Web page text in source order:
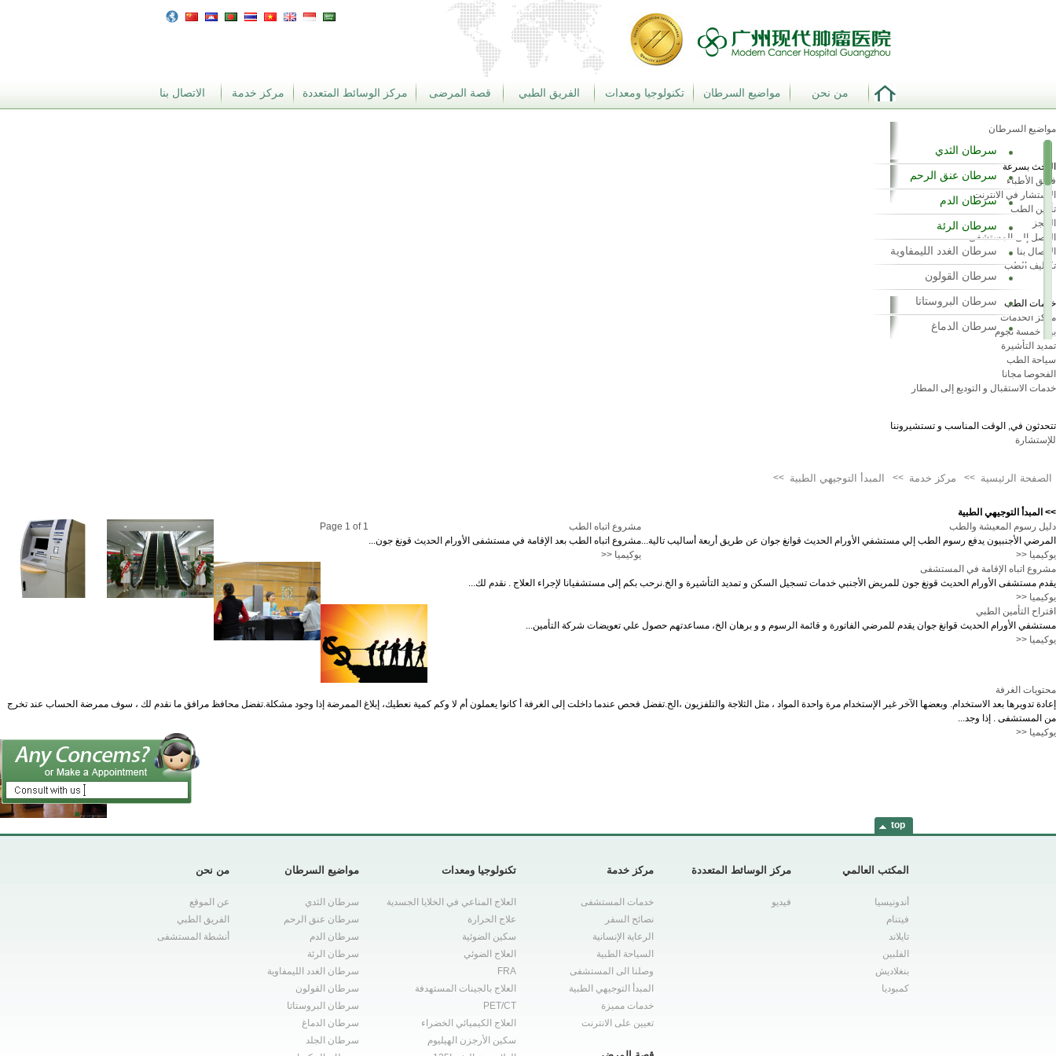
الاتصال بنا مركز خدمة مركز الوسائط المتعددة قصة المرضى الفريق الطبي تكنولوجيا ومعدات مواضيع السرطان من نحن
مواضيع السرطان
سرطان الثدي
سرطان عنق الرحم
سرطان الدم
سرطان الرئة
سرطان الغدد الليمفاوية
سرطان القولون
سرطان البروستاتا
سرطان الدماغ
سرطان العظام
سرطان المبيض
سرطان بطانة الرحم
سرطان المثانة
سرطان الحنجرة
سرطان العين
البحث بسرعة
فريق الأطباء
الاستشار في الانترنت
تأمين الطب
الحجز
الوصل إلى المستشفى
الاتصال بنا
تكاليف الطب
خدمات الطب
مركز الخدمات
بيئة خمسة نجوم
تمديد التأشيرة
سياحة الطب
الفحوصا مجانا
خدمات الاستقبال و التوديع إلى المطار
تتحدثون في, الوقت المناسب و تستشيروننا
للإستشارة
الصفحة الرئيسية >> مركز خدمة >> المبدأ التوجيهي الطبية >>
>> المبدأ التوجيهي الطبية
دليل رسوم المعيشة والطب
المرضي الأجنبيون يدفع رسوم الطب إلي مستشفي الأورام الحديث قوانغ جوان عن طريق أربعة أساليب تالية...
يوكيميا <<
مشروع اتباه الطب
مشروع اتباه الطب بعد الإقامة في مستشفى الأورام الحديث قونغ جون...
يوكيميا <<
مشروع اتباه الإقامة في المستشفى
يقدم مستشفى الأورام الحديث قونغ جون للمريض الأجنبي خدمات تسجيل السكن و تمديد التأشيرة و الخ.نرحب بكم إلى مستشفيانا لإجراء العلاج . نقدم لك...
يوكيميا <<
اقتراح التأمين الطبي
مستشفي الأورام الحديث قوانغ جوان يقدم للمرضي الفاتورة و قائمة الرسوم و و برهان الخ، مساعدتهم حصول علي تعويضات شركة التأمين...
يوكيميا <<
محتويات الغرفة
إعادة تدويرها بعد الاستخدام. وبعضها الآخر غير الإستخدام مرة واحدة المواد ، مثل الثلاجة والتلفزيون ،الخ.تفضل فحص عندما داخلت إلى الغرفة أ كانوا يعملون أم لا وكم كمية نعطيك، إبلاغ الممرضة إذا وجود مشكلة.تفضل محافظ مرافق ما نقدم لك ، سوف ممرضة الحساب عند تخرج
من المستشفى . إذا وجد...
يوكيميا <<
Page 1 of 1
top
من نحن
عن الموقع
الفريق الطبي
أنشطة المستشفى
مواضيع السرطان
سرطان الثدي
سرطان عنق الرحم
سرطان الدم
سرطان الرئة
سرطان الغدد الليمفاوية
سرطان القولون
سرطان البروستاتا
سرطان الدماغ
سرطان الجلد
تكنولوجيا ومعدات
العلاج المناعي في الخلايا الجسدية
علاج الحرارة
سكين الضوئية
العلاج الضوئي
FRA
العلاج بالجينات المستهدفة
PET/CT
العلاج الكيميائي الخضراء
سكين الأرجزن الهيليوم
مركز خدمة
خدمات المستشفى
نصائح السفر
الرعاية الإنسانية
السياحة الطبية
وصلنا الى المستشفى
المبدأ التوجيهي الطبية
خدمات مميزة
تعيين على الانترنت
مركز الوسائط المتعددة
فيديو
المكتب العالمي
أندونيسيا
فيتنام
تايلاند
الفلبين
بنغلاديش
كمبوديا